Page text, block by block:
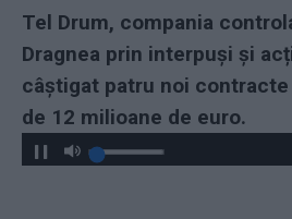
Tel Drum, compania
Dragnea prin interpuși și
câștigat patru noi
de 12 milioane de euro.